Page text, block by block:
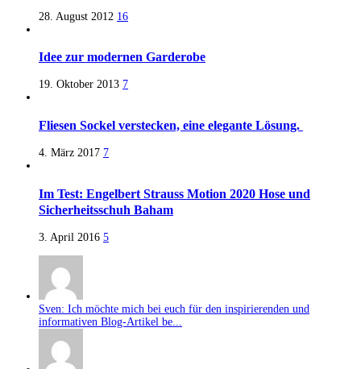
28. August 2012 16
Idee zur modernen Garderobe
19. Oktober 2013 7
Fliesen Sockel verstecken, eine elegante Lösung.
4. März 2017 7
Im Test: Engelbert Strauss Motion 2020 Hose und
Sicherheitsschuh Baham
3. April 2016 5
Sven: Ich möchte mich bei euch für den inspirierenden und
informativen Blog-Artikel be...